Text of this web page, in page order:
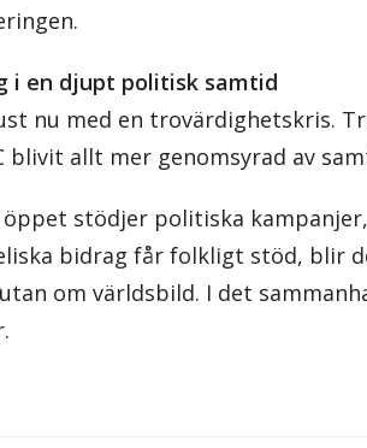
i en djupt politisk samtid
nu med en trovärdighetskris.
blivit allt mer genomsyrad av
stödjer politiska
bidrag får folkligt stöd, blir
om världsbild. I det